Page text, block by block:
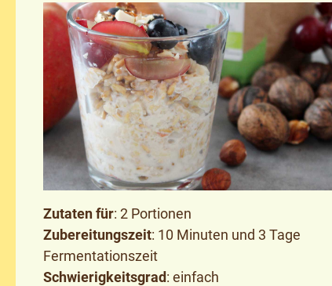
Zutaten für: 2 Portionen
Zubereitungszeit: 10 Minuten und 3 Tage
Fermentationszeit
Schwierigkeitsgrad: einfach